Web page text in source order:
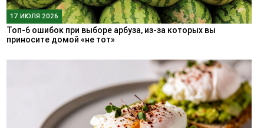
17 ИЮЛЯ 2026
Топ-6 ошибок при выборе арбуза, из-за которых вы
приносите домой «не тот»